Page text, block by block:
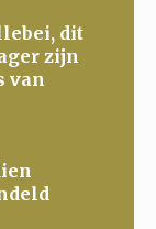
dit
zijn
van